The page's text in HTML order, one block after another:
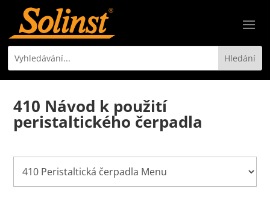
410 Návod k použití
peristaltického čerpadla